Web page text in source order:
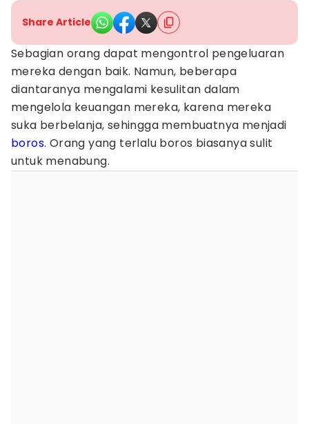
Share Article
Sebagian orang dapat mengontrol pengeluaran
mereka dengan baik. Namun, beberapa
diantaranya mengalami kesulitan dalam
mengelola keuangan mereka, karena mereka
suka berbelanja, sehingga membuatnya menjadi
boros. Orang yang terlalu boros biasanya sulit
untuk menabung.